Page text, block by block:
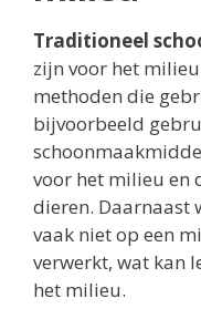
Traditioneel
zijn voor het
methoden die
bijvoorbeeld
voor het milieu en
dieren. Daarnaast
vaak niet op een
verwerkt, wat kan
het milieu.